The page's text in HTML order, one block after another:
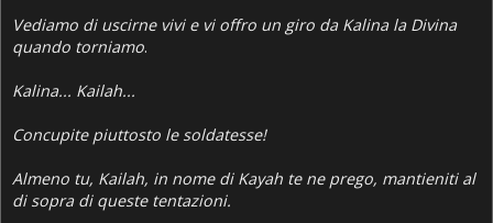
Vediamo di uscirne vivi e vi offro un giro da Kalina la Divina
quando torniamo.
Kalina... Kailah...
Concupite piuttosto le soldatesse!
Almeno tu, Kailah, in nome di Kayah te ne prego, mantieniti al
di sopra di queste tentazioni.